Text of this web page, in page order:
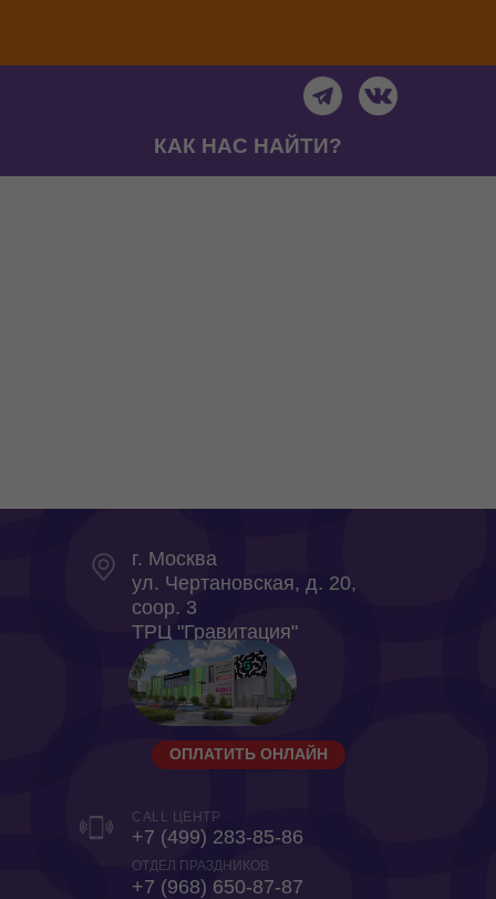
КАК НАС НАЙТИ?
г. Москва
ул. Чертановская, д. 20,
coop. 3
ТРЦ "Гравитация"
+7 (499) 283-85-86
‎+7 (968) 650-87-87
ОТДЕЛ ПРАЗДНИКОВ
CALL ЦЕНТР
ОПЛАТИТЬ ОНЛАЙН